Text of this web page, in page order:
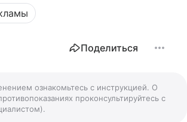
Поделиться
ознакомьтесь с инструкцией. О
проконсультируйтесь с